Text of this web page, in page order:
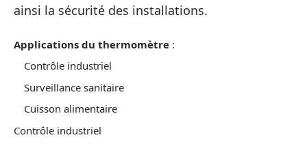
ainsi la sécurité des installations.
Applications du thermomètre :
Contrôle industriel
Surveillance sanitaire
Cuisson alimentaire
Contrôle industriel